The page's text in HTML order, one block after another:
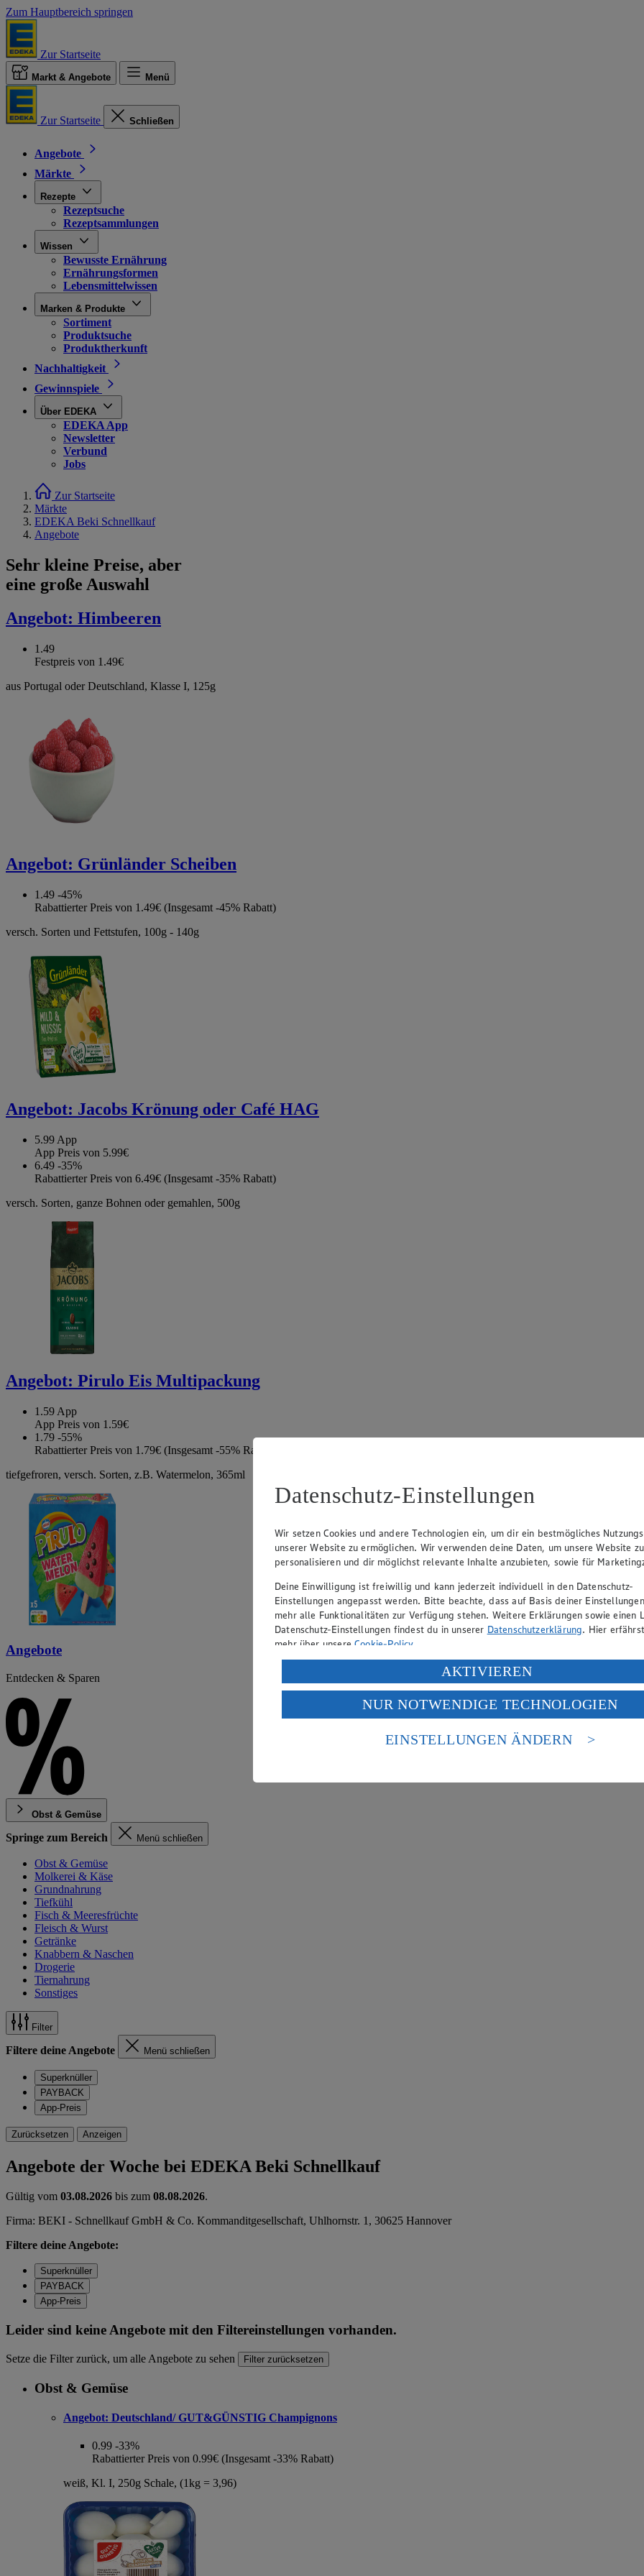
Zum Hauptbereich springen
Zur Startseite
Markt & Angebote Menü
Zur Startseite Schließen
Angebote
Märkte
Rezepte
Rezeptsuche
Rezeptsammlungen
Wissen
Bewusste Ernährung
Ernährungsformen
Lebensmittelwissen
Marken & Produkte
Sortiment
Produktsuche
Produktherkunft
Nachhaltigkeit
Gewinnspiele
Über EDEKA
EDEKA App
Newsletter
Verbund
Jobs
Zur Startseite
Märkte
EDEKA Beki Schnellkauf
Angebote
Sehr kleine Preise, aber
eine große Auswahl
Angebot: Himbeeren
1.49
Festpreis von 1.49€
aus Portugal oder Deutschland, Klasse I, 125g
Angebot: Grünländer Scheiben
1.49 -45%
Rabattierter Preis von 1.49€ (Insgesamt -45% Rabatt)
versch. Sorten und Fettstufen, 100g - 140g
Angebot: Jacobs Krönung oder Café HAG
5.99 App
App Preis von 5.99€
6.49 -35%
Rabattierter Preis von 6.49€ (Insgesamt -35% Rabatt)
versch. Sorten, ganze Bohnen oder gemahlen, 500g
Angebot: Pirulo Eis Multipackung
1.59 App
App Preis von 1.59€
1.79 -55%
Rabattierter Preis von 1.79€ (Insgesamt -55% Rabatt)
tiefgefroren, versch. Sorten, z.B. Watermelon, 365ml
Angebote
Entdecken & Sparen
Obst & Gemüse
Springe zum Bereich Menü schließen
Obst & Gemüse
Molkerei & Käse
Grundnahrung
Tiefkühl
Fisch & Meeresfrüchte
Fleisch & Wurst
Getränke
Knabbern & Naschen
Drogerie
Tiernahrung
Sonstiges
Filter
Filtere deine Angebote Menü schließen
Superknüller
PAYBACK
App-Preis
Zurücksetzen Anzeigen
Angebote der Woche bei EDEKA Beki Schnellkauf
Gültig vom 03.08.2026 bis zum 08.08.2026.
Firma: BEKI - Schnellkauf GmbH & Co. Kommanditgesellschaft, Uhlhornstr. 1, 30625 Hannover
Filtere deine Angebote:
Superknüller
PAYBACK
App-Preis
Leider sind keine Angebote mit den Filtereinstellungen vorhanden.
Setze die Filter zurück, um alle Angebote zu sehen Filter zurücksetzen
Obst & Gemüse
Angebot: Deutschland/ GUT&GÜNSTIG Champignons
0.99 -33%
Rabattierter Preis von 0.99€ (Insgesamt -33% Rabatt)
weiß, Kl. I, 250g Schale, (1kg = 3,96)
Datenschutz-Einstellungen
Wir setzen Cookies und andere Technologien ein, um dir ein bestmögliches
unserer Website zu ermöglichen. Wir verwenden deine Daten, um unsere Website zu
personalisieren und dir möglichst relevante Inhalte anzubieten, sowie für
Deine Einwilligung ist freiwillig und kann jederzeit individuell in den Datenschutz-
Einstellungen angepasst werden. Bitte beachte, dass auf Basis deiner
mehr alle Funktionalitäten zur Verfügung stehen. Weitere Erklärungen sowie einen
Datenschutz-Einstellungen findest du in unserer Datenschutzerklärung. Hier
mehr über unsereCookie-Policy.
Verarbeitung deiner personenbezogenen Daten in den USA durch Facebook und
Wenn du auf „Aktivieren“ klickst, willigst du im Sinne des Art. 49 Abs. 1 Satz 1 lit.
ein, dass deine Daten in den USA verarbeitet werden. Der EuGH sieht die USA als
einem nach europäischen Standards nicht angemessenen Datenschutzniveau an. Es
Risiko eines Zugriffs durch US-amerikanische Behörden.
AKTIVIEREN
NUR NOTWENDIGE TECHNOLOGIEN
EINSTELLUNGEN ÄNDERN